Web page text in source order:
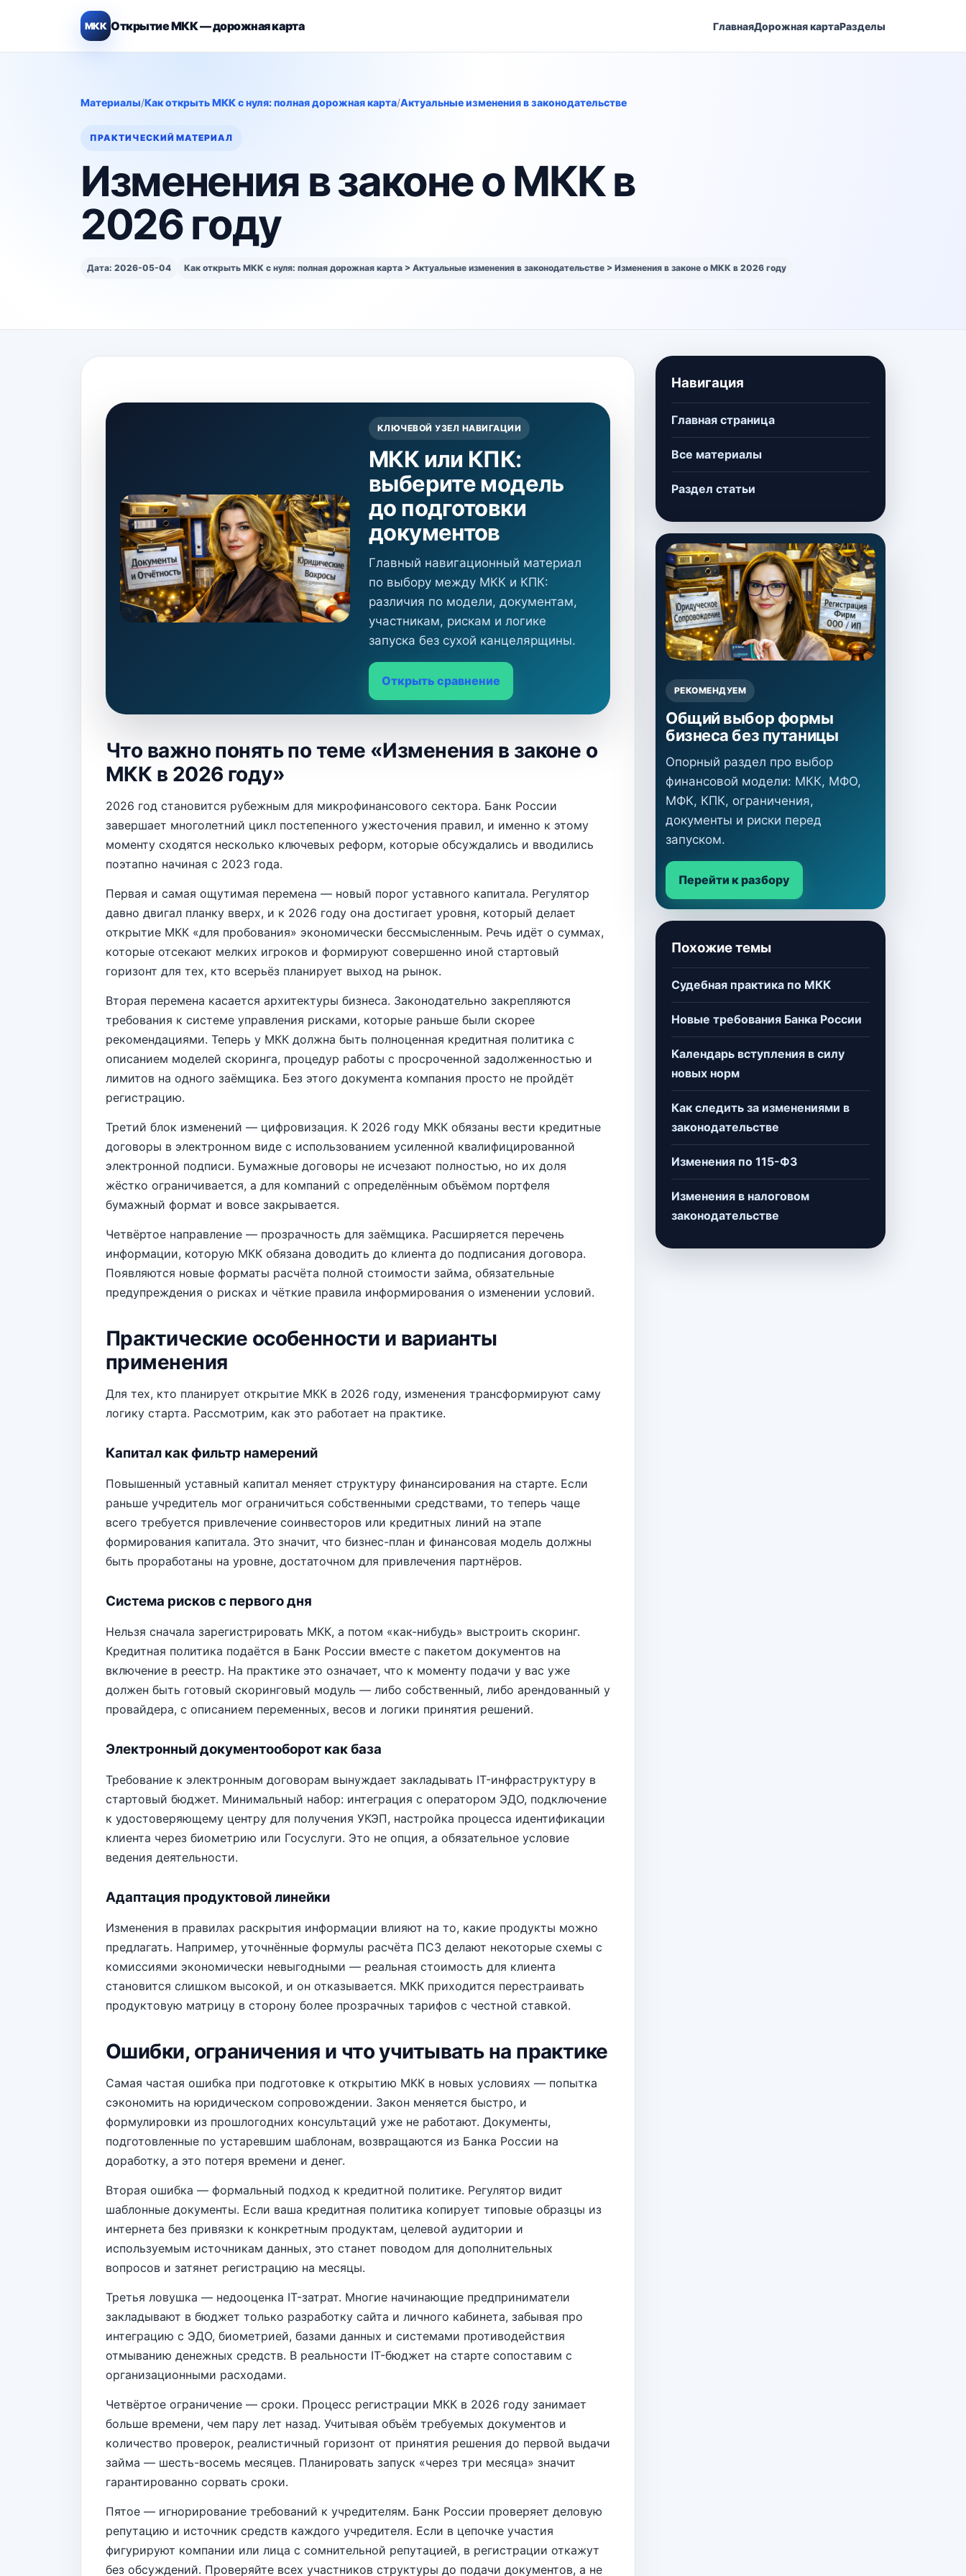
МКК Открытие МКК — дорожная карта ГлавнаяДорожная картаРазделы
Материалы/Как открыть МКК с нуля: полная дорожная карта/Актуальные изменения в законодательстве
ПРАКТИЧЕСКИЙ МАТЕРИАЛ
Изменения в законе о МКК в
2026 году
Дата: 2026-05-04 Как открыть МКК с нуля: полная дорожная карта > Актуальные изменения в законодательстве > Изменения в законе о МКК в 2026 году
КЛЮЧЕВОЙ УЗЕЛ НАВИГАЦИИ
МКК или КПК:
выберите модель
до подготовки
документов
Главный навигационный материал
по выбору между МКК и КПК:
различия по модели, документам,
участникам, рискам и логике
запуска без сухой канцелярщины.
Открыть сравнение
Что важно понять по теме «Изменения в законе о
МКК в 2026 году»
2026 год становится рубежным для микрофинансового сектора. Банк России
завершает многолетний цикл постепенного ужесточения правил, и именно к этому
моменту сходятся несколько ключевых реформ, которые обсуждались и вводились
поэтапно начиная с 2023 года.
Первая и самая ощутимая перемена — новый порог уставного капитала. Регулятор
давно двигал планку вверх, и к 2026 году она достигает уровня, который делает
открытие МКК «для пробования» экономически бессмысленным. Речь идёт о суммах,
которые отсекают мелких игроков и формируют совершенно иной стартовый
горизонт для тех, кто всерьёз планирует выход на рынок.
Вторая перемена касается архитектуры бизнеса. Законодательно закрепляются
требования к системе управления рисками, которые раньше были скорее
рекомендациями. Теперь у МКК должна быть полноценная кредитная политика с
описанием моделей скоринга, процедур работы с просроченной задолженностью и
лимитов на одного заёмщика. Без этого документа компания просто не пройдёт
регистрацию.
Третий блок изменений — цифровизация. К 2026 году МКК обязаны вести кредитные
договоры в электронном виде с использованием усиленной квалифицированной
электронной подписи. Бумажные договоры не исчезают полностью, но их доля
жёстко ограничивается, а для компаний с определённым объёмом портфеля
бумажный формат и вовсе закрывается.
Четвёртое направление — прозрачность для заёмщика. Расширяется перечень
информации, которую МКК обязана доводить до клиента до подписания договора.
Появляются новые форматы расчёта полной стоимости займа, обязательные
предупреждения о рисках и чёткие правила информирования о изменении условий.
Практические особенности и варианты
применения
Для тех, кто планирует открытие МКК в 2026 году, изменения трансформируют саму
логику старта. Рассмотрим, как это работает на практике.
Капитал как фильтр намерений
Повышенный уставный капитал меняет структуру финансирования на старте. Если
раньше учредитель мог ограничиться собственными средствами, то теперь чаще
всего требуется привлечение соинвесторов или кредитных линий на этапе
формирования капитала. Это значит, что бизнес-план и финансовая модель должны
быть проработаны на уровне, достаточном для привлечения партнёров.
Система рисков с первого дня
Нельзя сначала зарегистрировать МКК, а потом «как-нибудь» выстроить скоринг.
Кредитная политика подаётся в Банк России вместе с пакетом документов на
включение в реестр. На практике это означает, что к моменту подачи у вас уже
должен быть готовый скоринговый модуль — либо собственный, либо арендованный у
провайдера, с описанием переменных, весов и логики принятия решений.
Электронный документооборот как база
Требование к электронным договорам вынуждает закладывать IT-инфраструктуру в
стартовый бюджет. Минимальный набор: интеграция с оператором ЭДО, подключение
к удостоверяющему центру для получения УКЭП, настройка процесса идентификации
клиента через биометрию или Госуслуги. Это не опция, а обязательное условие
ведения деятельности.
Адаптация продуктовой линейки
Изменения в правилах раскрытия информации влияют на то, какие продукты можно
предлагать. Например, уточнённые формулы расчёта ПСЗ делают некоторые схемы с
комиссиями экономически невыгодными — реальная стоимость для клиента
становится слишком высокой, и он отказывается. МКК приходится перестраивать
продуктовую матрицу в сторону более прозрачных тарифов с честной ставкой.
Ошибки, ограничения и что учитывать на практике
Самая частая ошибка при подготовке к открытию МКК в новых условиях — попытка
сэкономить на юридическом сопровождении. Закон меняется быстро, и
формулировки из прошлогодних консультаций уже не работают. Документы,
подготовленные по устаревшим шаблонам, возвращаются из Банка России на
доработку, а это потеря времени и денег.
Вторая ошибка — формальный подход к кредитной политике. Регулятор видит
шаблонные документы. Если ваша кредитная политика копирует типовые образцы из
интернета без привязки к конкретным продуктам, целевой аудитории и
используемым источникам данных, это станет поводом для дополнительных
вопросов и затянет регистрацию на месяцы.
Третья ловушка — недооценка IT-затрат. Многие начинающие предприниматели
закладывают в бюджет только разработку сайта и личного кабинета, забывая про
интеграцию с ЭДО, биометрией, базами данных и системами противодействия
отмыванию денежных средств. В реальности IT-бюджет на старте сопоставим с
организационными расходами.
Четвёртое ограничение — сроки. Процесс регистрации МКК в 2026 году занимает
больше времени, чем пару лет назад. Учитывая объём требуемых документов и
количество проверок, реалистичный горизонт от принятия решения до первой выдачи
займа — шесть-восемь месяцев. Планировать запуск «через три месяца» значит
гарантированно сорвать сроки.
Пятое — игнорирование требований к учредителям. Банк России проверяет деловую
репутацию и источник средств каждого учредителя. Если в цепочке участия
фигурируют компании или лица с сомнительной репутацией, в регистрации откажут
без обсуждений. Проверяйте всех участников структуры до подачи документов, а не
Навигация
Главная страница
Все материалы
Раздел статьи
РЕКОМЕНДУЕМ
Общий выбор формы
бизнеса без путаницы
Опорный раздел про выбор
финансовой модели: МКК, МФО,
МФК, КПК, ограничения,
документы и риски перед
запуском.
Перейти к разбору
Похожие темы
Судебная практика по МКК
Новые требования Банка России
Календарь вступления в силу
новых норм
Как следить за изменениями в
законодательстве
Изменения по 115-ФЗ
Изменения в налоговом
законодательстве